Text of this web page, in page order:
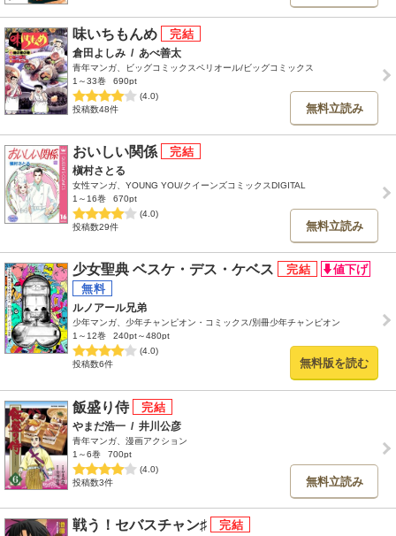
味いちもんめ
倉田よしみ / あべ善太
青年マンガ、ビッグコミックスペリオール/ビッグコミックス
1～33巻
690pt
(4.0)
投稿数48件
無料立読み
おいしい関係
槇村さとる
女性マンガ、YOUNG YOU/クイーンズコミックスDIGITAL
1～16巻
670pt
(4.0)
投稿数29件
無料立読み
少女聖典 ベスケ・デス・ケベス
ルノアール兄弟
少年マンガ、少年チャンピオン・コミックス/別冊少年チャンピオン
1～12巻
240pt～480pt
(4.0)
投稿数6件
無料版を読む
飯盛り侍
やまだ浩一 / 井川公彦
青年マンガ、漫画アクション
1～6巻
700pt
(4.0)
投稿数3件
無料立読み
戦う！セバスチャン♯